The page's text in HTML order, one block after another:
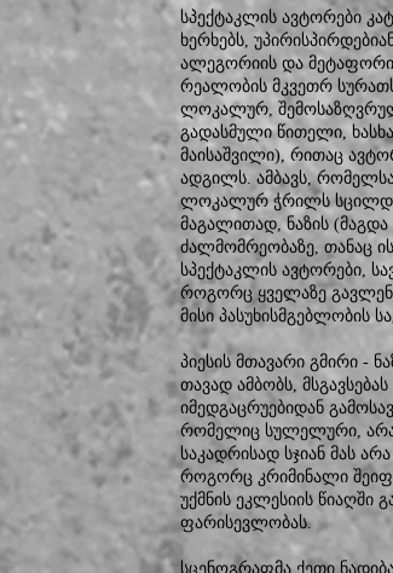
სპექტაკლის ავტორები
ხერხებს,
ალეგორიის და
რეალობის მკვეთრ
ლოკალურ, შემოსაზღვრულ
გადასმული წითელი,
მაისაშვილი), რითაც
ადგილს. ამბავს,
ლოკალურ ჭრილს
მაგალითად, ნაზის
ძალმომრეობაზე, თანაც
სპექტაკლის ავტორები,
როგორც ყველაზე
მისი პასუხისმგებლობის
პიესის მთავარი გმირი -
თავად ამბობს,
იმედგაცრუებიდან
რომელიც სულელური,
საკადრისად სჯიან მას
როგორც კრიმინალი
უქმნის ეკლესიის
ფარისევლობას.
სცენოგრაფმა ქეთი